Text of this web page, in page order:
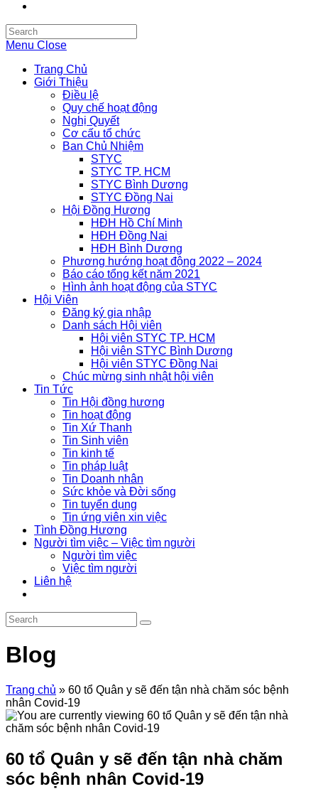
Search
this
Menu Close
Trang Chủ
Giới Thiệu
Điều lệ
Quy chế hoạt động
Nghị Quyết
Cơ cấu tổ chức
Ban Chủ Nhiệm
STYC
STYC TP. HCM
STYC Bình Dương
STYC Đồng Nai
Hội Đồng Hương
HĐH Hồ Chí Minh
HĐH Đồng Nai
HĐH Bình Dương
Phương hướng hoạt động 2022 – 2024
Báo cáo tổng kết năm 2021
Hình ảnh hoạt động của STYC
Hội Viên
Đăng ký gia nhập
Danh sách Hội viên
Hội viên STYC TP. HCM
Hội viên STYC Bình Dương
Hội viên STYC Đồng Nai
Chúc mừng sinh nhật hội viên
Tin Tức
Tin Hội đồng hương
Tin hoạt động
Tin Xứ Thanh
Tin Sinh viên
Tin kinh tế
Tin pháp luật
Tin Doanh nhân
Sức khỏe và Đời sống
Tin tuyển dụng
Tin ứng viên xin việc
Tình Đồng Hương
Người tìm việc – Việc tìm người
Người tìm việc
Việc tìm người
Liên hệ
Blog
Trang chủ » 60 tổ Quân y sẽ đến tận nhà chăm sóc bệnh
nhân Covid-19
60 tổ Quân y sẽ đến tận nhà chăm
sóc bệnh nhân Covid-19